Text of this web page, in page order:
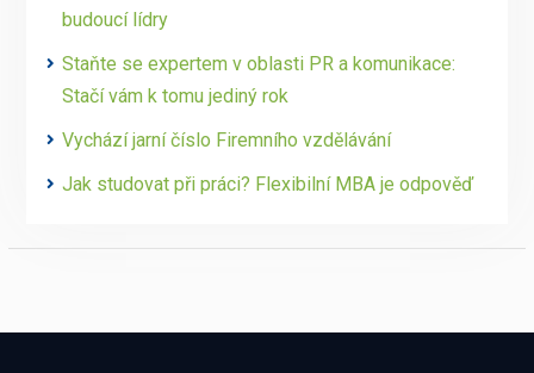
budoucí lídry
Staňte se expertem v oblasti PR a komunikace:
Stačí vám k tomu jediný rok
Vychází jarní číslo Firemního vzdělávání
Jak studovat při práci? Flexibilní MBA je odpověď